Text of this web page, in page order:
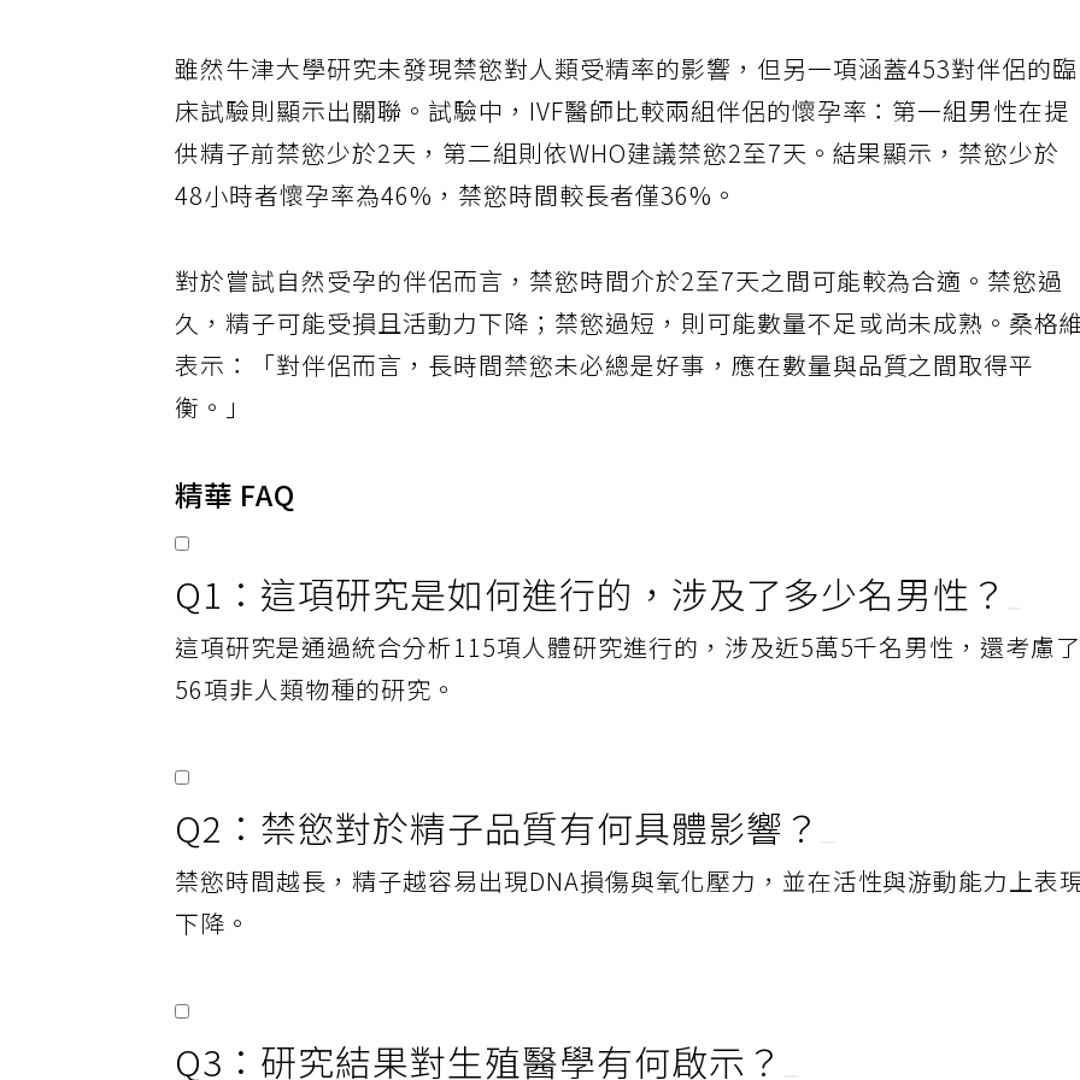
雖然牛津大學研究未發現禁慾對人類受精率的影響，但另一項涵蓋453對伴侶的
床試驗則顯示出關聯。試驗中，IVF醫師比較兩組伴侶的懷孕率：第一組男性在提
供精子前禁慾少於2天，第二組則依WHO建議禁慾2至7天。結果顯示，禁慾少於
48小時者懷孕率為46%，禁慾時間較長者僅36%。
對於嘗試自然受孕的伴侶而言，禁慾時間介於2至7天之間可能較為合適。禁慾過
久，精子可能受損且活動力下降；禁慾過短，則可能數量不足或尚未成熟。桑格
表示：「對伴侶而言，長時間禁慾未必總是好事，應在數量與品質之間取得平
衡。」
精華 FAQ
Q1：這項研究是如何進行的，涉及了多少名男性？
這項研究是通過統合分析115項人體研究進行的，涉及近5萬5千名男性，還考慮
56項非人類物種的研究。
Q2：禁慾對於精子品質有何具體影響？
禁慾時間越長，精子越容易出現DNA損傷與氧化壓力，並在活性與游動能力上表
下降。